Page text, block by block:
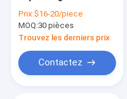
charme le saphir bleu
ovale
Prix:$16-20/piece
MOQ:30 pièces
Trouvez les derniers prix
Contactez